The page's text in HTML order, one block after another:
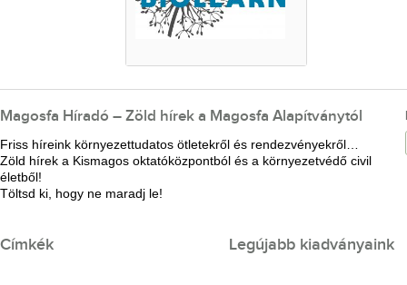
Magosfa Híradó – Zöld hírek a Magosfa Alapítványtól
Friss híreink környezettudatos ötletekről és rendezvényekről…
Zöld hírek a Kismagos oktatóközpontból és a környezetvédő civil
életből!
Töltsd ki, hogy ne maradj le!
Címkék Legújabb kiadványaink